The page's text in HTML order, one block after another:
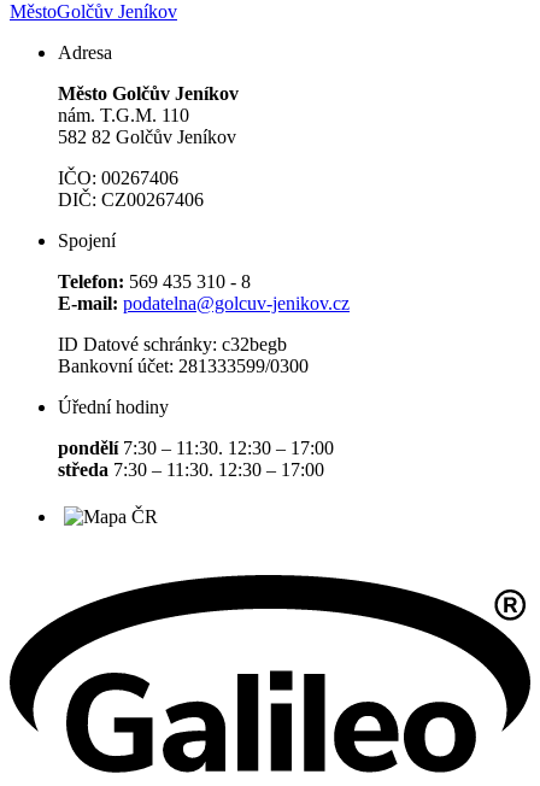
MěstoGolčův Jeníkov
Adresa
Město Golčův Jeníkov
nám. T.G.M. 110
582 82 Golčův Jeníkov
IČO: 00267406
DIČ: CZ00267406
Spojení
Telefon: 569 435 310 - 8
E-mail: podatelna@golcuv-jenikov.cz
ID Datové schránky: c32begb
Bankovní účet: 281333599/0300
Úřední hodiny
pondělí7:30 – 11:30. 12:30 – 17:00
středa 7:30 – 11:30. 12:30 – 17:00